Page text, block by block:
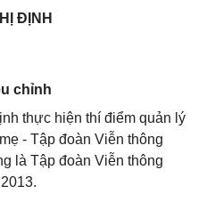
ĐỊNH
chỉnh
thực hiện thí điểm quản lý
- Tập đoàn Viễn thông
là Tập đoàn Viễn thông